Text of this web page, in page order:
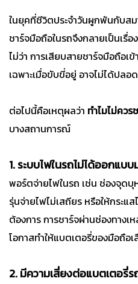
ในยุคที่ชีวิตประจำวันผูกพันกับส
ชาร์จมือถือในรถจึงกลายเป็นเรื่
ไม่ว่า การเสียบสายชาร์จมือถือ
เฉพาะเมื่อขับขี่อยู่ อาจไม่ได้ปล
ต่อไปนี้คือเหตุผลว่า ทำไมไม่ควร
บางสถานการณ์
1. ระบบไฟในรถไม่ได้ออกแบ
พอร์ตจ่ายไฟในรถ เช่น ช่องจุด
รุ่นจ่ายไฟไม่เสถียร หรือให้กระ
ต้องการ การชาร์จผ่านช่องทางเ
โอกาสทำให้แบตเตอรี่ของมือถือเ
2. มีความเสี่ยงต่อแบตเตอรี่